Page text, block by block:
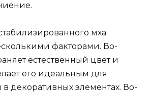
мха
факторами. Во-
естественный цвет и
его идеальным для
декоративных элементах. Во-